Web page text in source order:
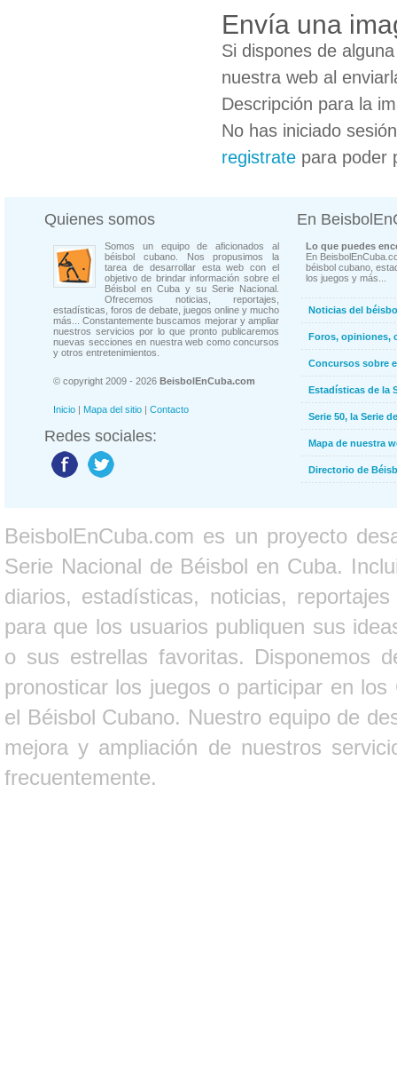
Envía una
Si dispones de
nuestra web al
Descripción para la
No has iniciado
registrate para poder
Quienes somos
Somos un equipo de aficionados al
béisbol cubano. Nos propusimos la
tarea de desarrollar esta web con el
objetivo de brindar información sobre el
Béisbol en Cuba y su Serie Nacional.
Ofrecemos noticias, reportajes,
estadísticas, foros de debate, juegos online y mucho
más... Constantemente buscamos mejorar y ampliar
nuestros servicios por lo que pronto publicaremos
nuevas secciones en nuestra web como concursos
y otros entretenimientos.
© copyright 2009 - 2026 BeisbolEnCuba.com
Inicio | Mapa del sitio | Contacto
Redes sociales:
En
Lo que puedes
En
béisbol cubano,
los juegos y más...
Noticias del
Foros, opiniones,
Concursos sobre
Estadísticas de la
Serie 50, la Serie
Mapa de nuestra
Directorio de
BeisbolEnCuba.com es un proyecto
Serie Nacional de Béisbol en Cuba.
diarios, estadísticas, noticias,
para que los usuarios publiquen sus
o sus estrellas favoritas. Disponemos
pronosticar los juegos o participar en
el Béisbol Cubano. Nuestro equipo de
mejora y ampliación de nuestros
frecuentemente.